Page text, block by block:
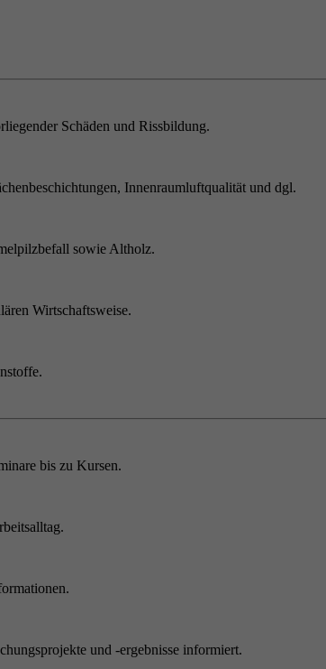
Schäden und Rissbildung.
Innenraumluftqualität und dgl.
sowie Altholz.
Wirtschaftsweise.
bis zu Kursen.
und -ergebnisse informiert.